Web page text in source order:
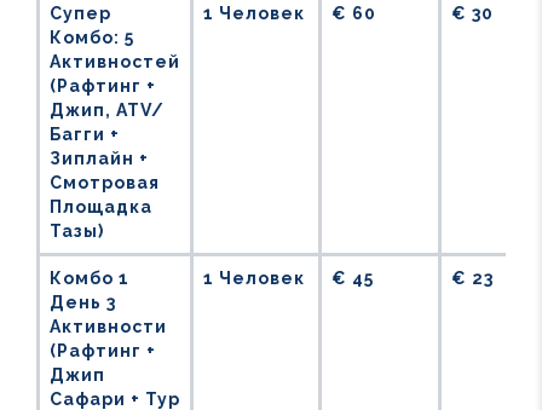
Супер
Комбо: 5
Активностей
(Рафтинг +
Джип, ATV/
Багги +
Зиплайн +
Смотровая
Площадка
Тазы)
1 Человек € 60 € 30
Комбо 1
День 3
Активности
(Рафтинг +
Джип
Сафари + Тур
1 Человек € 45 € 23